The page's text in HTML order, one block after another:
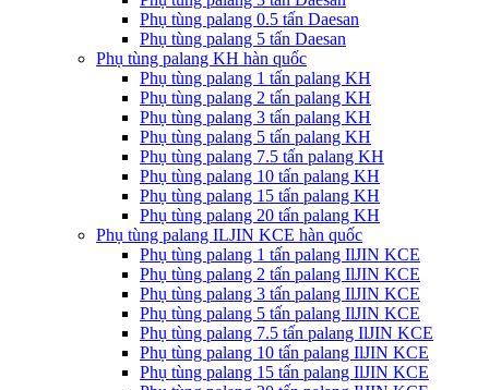
Phụ tùng palang 0.5 tấn Daesan
Phụ tùng palang 5 tấn Daesan
Phụ tùng palang KH hàn quốc
Phụ tùng palang 1 tấn palang KH
Phụ tùng palang 2 tấn palang KH
Phụ tùng palang 3 tấn palang KH
Phụ tùng palang 5 tấn palang KH
Phụ tùng palang 7.5 tấn palang KH
Phụ tùng palang 10 tấn palang KH
Phụ tùng palang 15 tấn palang KH
Phụ tùng palang 20 tấn palang KH
Phụ tùng palang ILJIN KCE hàn quốc
Phụ tùng palang 1 tấn palang IlJIN KCE
Phụ tùng palang 2 tấn palang IlJIN KCE
Phụ tùng palang 3 tấn palang IlJIN KCE
Phụ tùng palang 5 tấn palang IlJIN KCE
Phụ tùng palang 7.5 tấn palang IlJIN KCE
Phụ tùng palang 10 tấn palang IlJIN KCE
Phụ tùng palang 15 tấn palang IlJIN KCE